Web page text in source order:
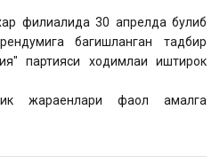
филиалида 30 апрелда булиб
багишланган тадбир
партияси ходимлаи иштирок
жараенлари фаол амалга